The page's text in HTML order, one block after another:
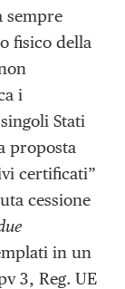
sempre
fisico della
i
Stati
proposta
certificati”
cessione
in un
3, Reg. UE